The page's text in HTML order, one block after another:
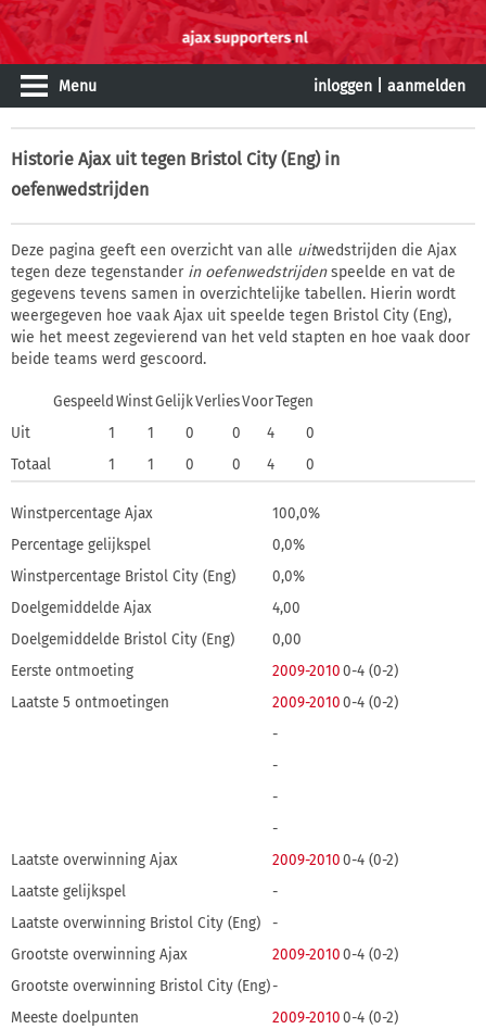
Menu inloggen aanmelden
Historie Ajax uit tegen Bristol City (Eng) in
oefenwedstrijden
Deze pagina geeft een overzicht van alle uitwedstrijden die Ajax
tegen deze tegenstander in oefenwedstrijdenspeelde en vat de
gegevens tevens samen in overzichtelijke tabellen. Hierin wordt
weergegeven hoe vaak Ajax uit speelde tegen Bristol City (Eng),
wie het meest zegevierend van het veld stapten en hoe vaak door
beide teams werd gescoord.
Gespeeld WinstGelijkVerliesVoorTegen
Uit
1 1 0 0 4
0
Totaal
1 1 0 0 4 0
Winstpercentage Ajax
100,0%
Percentage gelijkspel
0,0%
Winstpercentage Bristol City (Eng)
0,0%
Doelgemiddelde Ajax
4,00
Doelgemiddelde Bristol City (Eng)
0,00
Eerste ontmoeting
2009-20100-4 (0-2)
Laatste 5 ontmoetingen
2009-20100-4 (0-2)
-
-
-
-
Laatste overwinning Ajax
2009-20100-4 (0-2)
Laatste gelijkspel
-
Laatste overwinning Bristol City (Eng)
-
Grootste overwinning Ajax
2009-20100-4 (0-2)
Grootste overwinning Bristol City (Eng)-
Meeste doelpunten
2009-20100-4 (0-2)